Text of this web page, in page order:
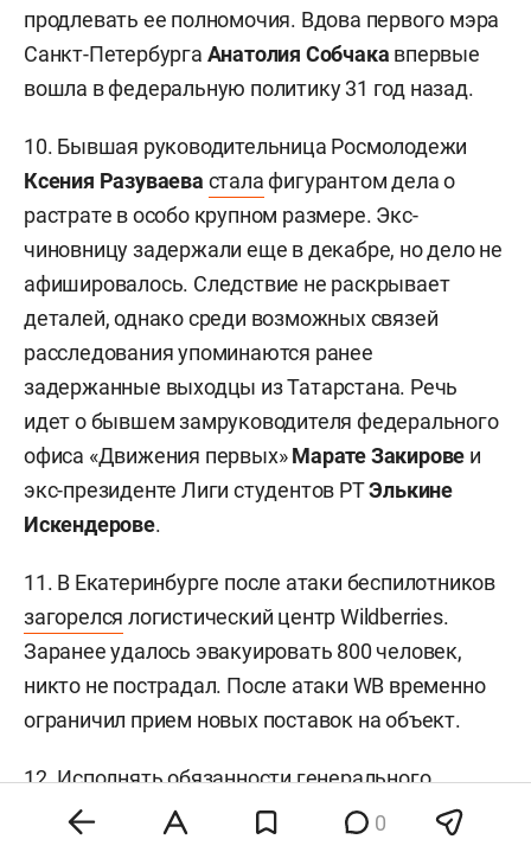
продлевать ее полномочия. Вдова первого мэра
Санкт-Петербурга Анатолия Собчака впервые
вошла в федеральную политику 31 год назад.
10. Бывшая руководительница Росмолодежи
Ксения Разуваева стала фигурантом дела о
растрате в особо крупном размере. Экс-
чиновницу задержали еще в декабре, но дело не
афишировалось. Следствие не раскрывает
деталей, однако среди возможных связей
расследования упоминаются ранее
задержанные выходцы из Татарстана. Речь
идет о бывшем замруководителя федерального
офиса «Движения первых»Марате Закирове и
экс-президенте Лиги студентов РТЭлькине
Искендерове.
11. В Екатеринбурге после атаки беспилотников
загорелся логистический центр Wildberries.
Заранее удалось эвакуировать 800 человек,
никто не пострадал. После атаки WB временно
ограничил прием новых поставок на объект.
12. Исполнять обязанности генерального
директора «Ижавиа»
будет Руслан Набиев,
0